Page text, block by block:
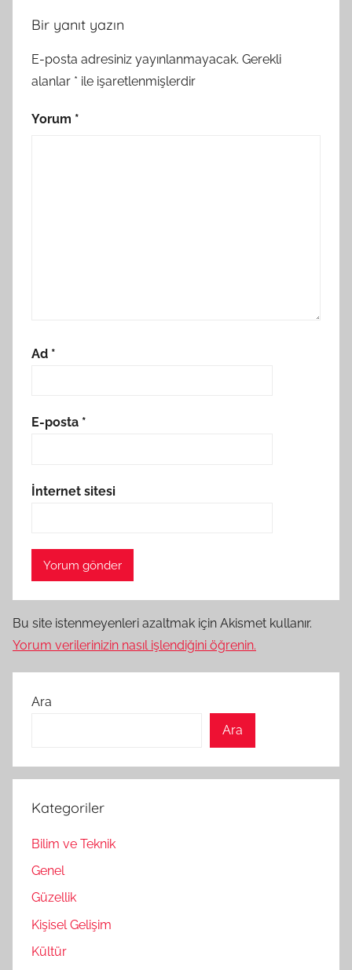
Bir yanıt yazın
E-posta adresiniz yayınlanmayacak. Gerekli
alanlar * ile işaretlenmişlerdir
Yorum *
Ad *
E-posta *
İnternet sitesi
Bu site istenmeyenleri azaltmak için Akismet kullanır.
Yorum verilerinizin nasıl işlendiğini öğrenin.
Ara
Ara
Kategoriler
Bilim ve Teknik
Genel
Güzellik
Kişisel Gelişim
Kültür